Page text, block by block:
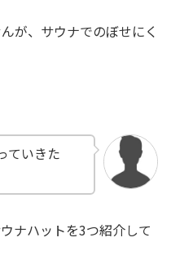
が、サウナでのぼせにく
ていきた
ナハットを3つ紹介して